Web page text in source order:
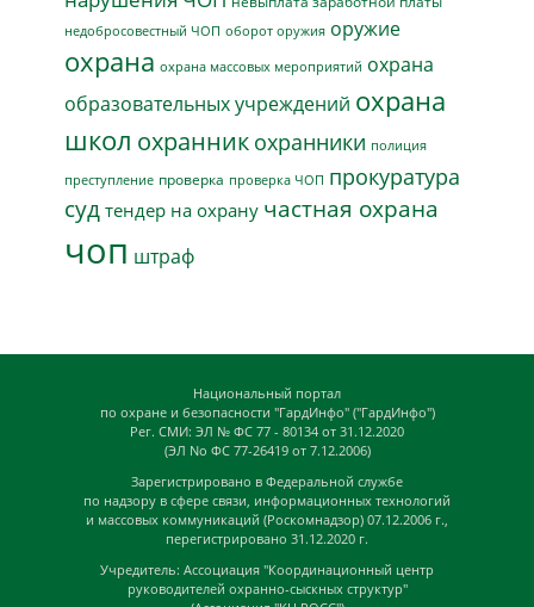
недобросовестный ЧОП оборот оружия оружие
охрана охрана массовых мероприятий охрана
образовательных учреждений охрана
школ охранник охранники полиция
преступление проверка проверка ЧОП прокуратура
суд тендер на охрану частная охрана
чоп штраф
Национальный портал
по охране и безопасности "ГардИнфо" ("ГардИнфо")
Рег. СМИ: ЭЛ № ФС 77 - 80134 от 31.12.2020
(ЭЛ No ФС 77-26419 от 7.12.2006)
Зарегистрировано в Федеральной службе
по надзору в сфере связи, информационных технологий
и массовых коммуникаций (Роскомнадзор) 07.12.2006 г.,
перегистрировано 31.12.2020 г.
Учредитель: Ассоциация "Координационный центр
руководителей охранно-сыскных структур"